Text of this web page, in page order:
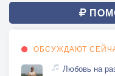
ОБСУЖДАЮТ
Любовь на